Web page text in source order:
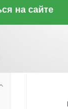
на сайте